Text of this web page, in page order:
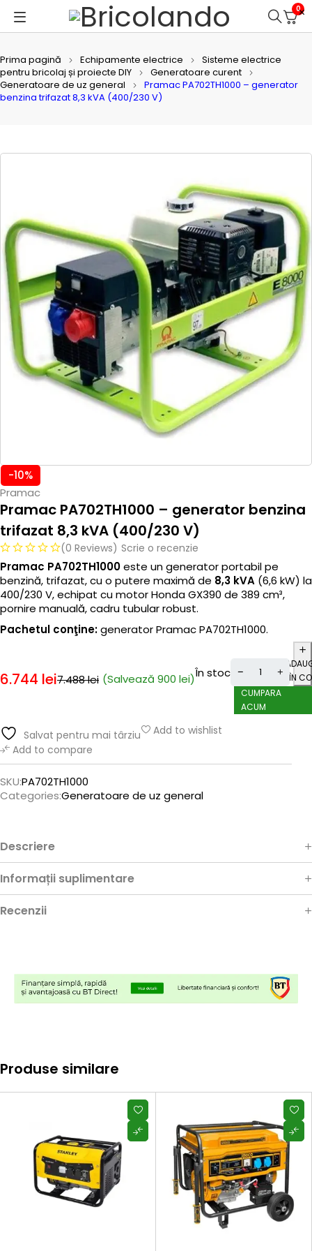
0
Prima pagină Echipamente electrice
Sisteme electrice
pentru bricolaj și proiecte DIY
Generatoare curent
Generatoare de uz general
Pramac PA702TH1000 – generator
benzina trifazat 8,3 kVA (400/230 V)
-10%
Pramac
Pramac PA702TH1000 – generator benzina
trifazat 8,3 kVA (400/230 V)
(0 Reviews) Scrie o recenzie
Pramac PA702TH1000este un generator portabil pe
benzină, trifazat, cu o putere maximă de 8,3 kVA (6,6 kW) la
400/230 V, echipat cu motor Honda GX390 de 389 cm³,
pornire manuală, cadru tubular robust.
Pachetul conţine:generator Pramac PA702TH1000.
7.488lei
6.744 lei (Salvează 900 lei)În stoc
ÎN
CUMPARA
ACUM
Salvat pentru mai târziu
Add to wishlist
Add to compare
SKU:PA702TH1000
Categories:Generatoare de uz general
Descriere
Informații suplimentare
Recenzii
Produse similare